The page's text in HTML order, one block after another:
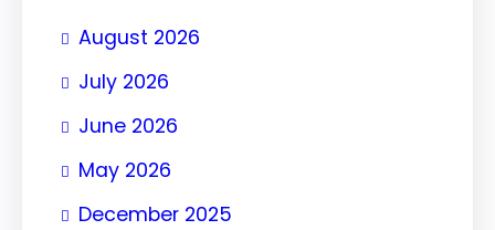
August 2026
July 2026
June 2026
May 2026
December 2025